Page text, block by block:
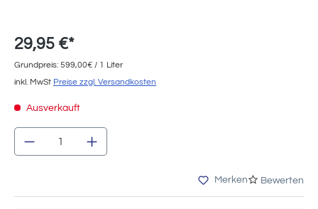
29,95 €*
Grundpreis: 599,00€ / 1 Liter
inkl. MwSt Preise zzgl. Versandkosten
Ausverkauft
Produkt Anzahl: Gib den gewünschten
Merken Bewerten